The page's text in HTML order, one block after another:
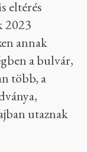
eltérés
2023
annak
a bulvár,
több, a
utaznak